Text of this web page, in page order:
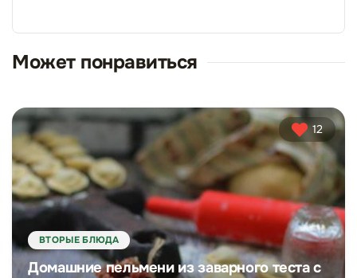
Может понравиться
12
ВТОРЫЕ БЛЮДА
Домашние пельмени из заварного теста с